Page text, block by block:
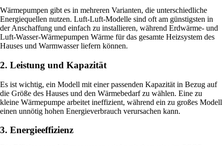
Wärmepumpen gibt es in mehreren Varianten, die unterschiedliche
Energiequellen nutzen. Luft-Luft-Modelle sind oft am günstigsten in
der Anschaffung und einfach zu installieren, während Erdwärme- und
Luft-Wasser-Wärmepumpen Wärme für das gesamte Heizsystem des
Hauses und Warmwasser liefern können.
2. Leistung und Kapazität
Es ist wichtig, ein Modell mit einer passenden Kapazität in Bezug auf
die Größe des Hauses und den Wärmebedarf zu wählen. Eine zu
kleine Wärmepumpe arbeitet ineffizient, während ein zu großes Modell
einen unnötig hohen Energieverbrauch verursachen kann.
3. Energieeffizienz